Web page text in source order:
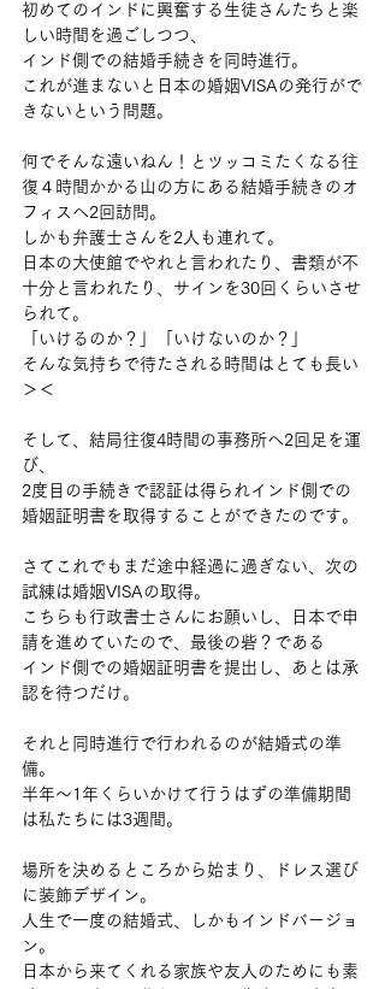
初めてのインドに興奮する生徒さんたちと楽
しい時間を過ごしつつ、
インド側での結婚手続きを同時進行。
これが進まないと日本の婚姻VISAの発行がで
きないという問題。
何でそんな遠いねん！とツッコミたくなる往
復４時間かかる山の方にある結婚手続きのオ
フィスへ2回訪問。
しかも弁護士さんを2人も連れて。
日本の大使館でやれと言われたり、書類が不
十分と言われたり、サインを30回くらいさせ
られて。
「いけるのか？」「いけないのか？」
そんな気持ちで待たされる時間はとても長い
＞＜
そして、結局往復4時間の事務所へ2回足を運
び、
2度目の手続きで認証は得られインド側での
婚姻証明書を取得することができたのです。
さてこれでもまだ途中経過に過ぎない、次の
試練は婚姻VISAの取得。
こちらも行政書士さんにお願いし、日本で申
請を進めていたので、最後の砦？である
インド側での婚姻証明書を提出し、あとは承
認を待つだけ。
それと同時進行で行われるのが結婚式の準
備。
半年～1年くらいかけて行うはずの準備期間
は私たちには3週間。
場所を決めるところから始まり、ドレス選び
に装飾デザイン。
人生で一度の結婚式、しかもインドバージョ
ン。
日本から来てくれる家族や友人のためにも素